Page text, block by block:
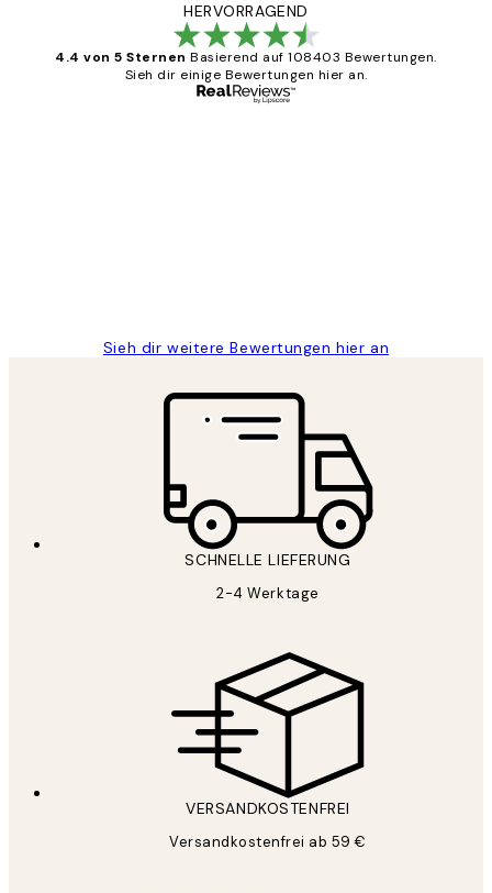
HERVORRAGEND
4.4 von 5 Sternen Basierend auf 108403 Bewertungen.
Sieh dir einige Bewertungen hier an.
Sieh dir weitere Bewertungen hier an
SCHNELLE LIEFERUNG
2-4 Werktage
VERSANDKOSTENFREI
Versandkostenfrei ab 59 €